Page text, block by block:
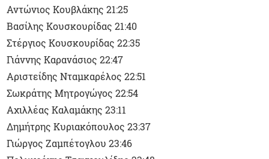
Αντώνιος Κουβλάκης 21:25
Βασίλης Κουσκουρίδας 21:40
Στέργιος Κουσκουρίδας 22:35
Γιάννης Καρανάσιος 22:47
Αριστείδης Νταμκαρέλος 22:51
Σωκράτης Μητρογώγος 22:54
Αχιλλέας Καλαμάκης 23:11
Δημήτρης Κυριακόπουλος 23:37
Γιώργος Ζαμπέτογλου 23:46